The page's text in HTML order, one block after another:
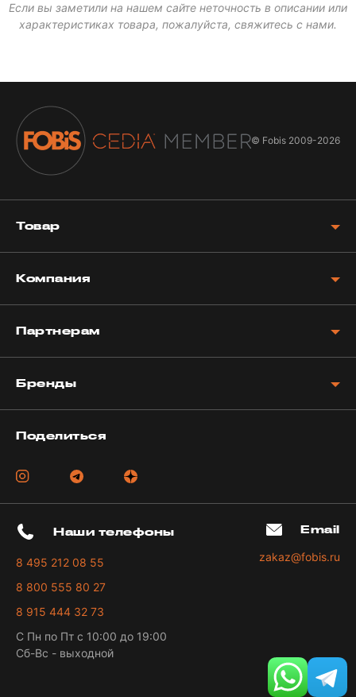
Если вы заметили на нашем сайте неточность в описании или
характеристиках товара, пожалуйста, свяжитесь с нами.
© Fobis 2009-2026
Товар
Компания
Партнерам
Бренды
Поделиться
Наши телефоны
8 495 212 08 55
8 800 555 80 27
8 915 444 32 73
С Пн по Пт с 10:00 до 19:00
Сб-Вс - выходной
Email
zakaz@fobis.ru